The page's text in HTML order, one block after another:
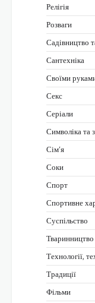
Релігія
Розваги
Садівництво
Сантехніка
Своїми
Секс
Серіали
Символіка та
Сім’я
Соки
Спорт
Спортивне
Суспільство
Тваринництво
Технології,
Традиції
Фільми